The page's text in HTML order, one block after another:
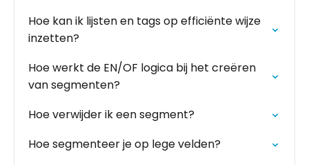
Hoe kan ik lijsten en tags op efficiënte wijze
inzetten?
Hoe werkt de EN/OF logica bij het creëren
van segmenten?
Hoe verwijder ik een segment?
Hoe segmenteer je op lege velden?